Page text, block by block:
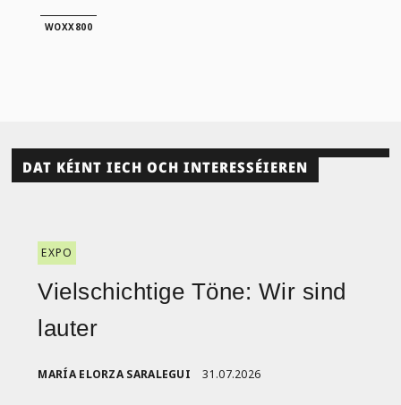
WOXX800
DAT KÉINT IECH OCH INTERESSÉIEREN
EXPO
Vielschichtige Töne: Wir sind
lauter
MARÍA ELORZA SARALEGUI 31.07.2026